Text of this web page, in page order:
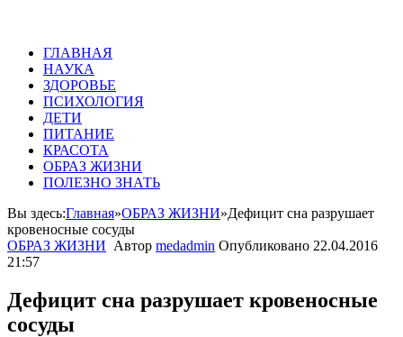
ГЛАВНАЯ
НАУКА
ЗДОРОВЬЕ
ПСИХОЛОГИЯ
ДЕТИ
ПИТАНИЕ
КРАСОТА
ОБРАЗ ЖИЗНИ
ПОЛЕЗНО ЗНАТЬ
Вы здесь:Главная»ОБРАЗ ЖИЗНИ»Дефицит сна разрушает
кровеносные сосуды
ОБРАЗ ЖИЗНИ Автор medadmin Опубликовано 22.04.2016
21:57
Дефицит сна разрушает кровеносные
сосуды